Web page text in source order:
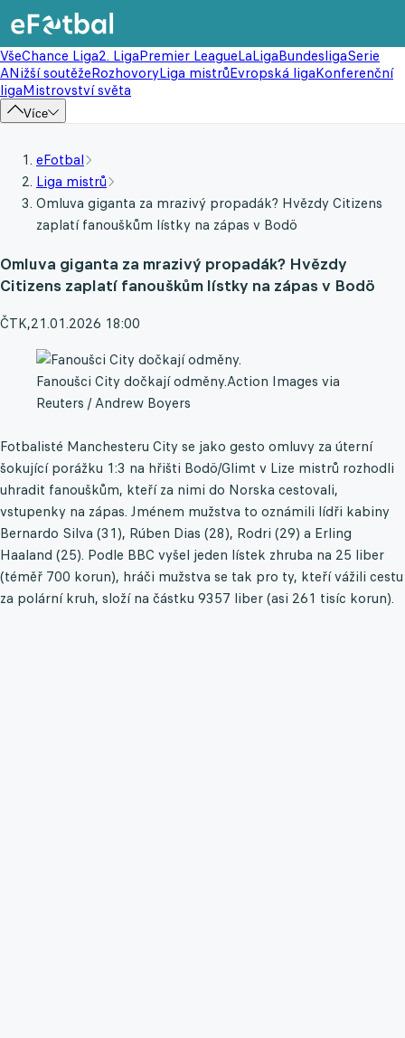
VšeChance Liga2. LigaPremier LeagueLaLigaBundesligaSerie
ANižší soutěžeRozhovoryLiga mistrůEvropská ligaKonferenční
ligaMistrovství světa
Více
eFotbal
Liga mistrů
Omluva giganta za mrazivý propadák? Hvězdy Citizens
zaplatí fanouškům lístky na zápas v Bodö
Omluva giganta za mrazivý propadák? Hvězdy
Citizens zaplatí fanouškům lístky na zápas v Bodö
ČTK,21.01.2026 18:00
Fanoušci City dočkají odměny.Action Images via
Reuters / Andrew Boyers
Fotbalisté Manchesteru City se jako gesto omluvy za úterní
šokující porážku 1:3 na hřišti Bodö/Glimt v Lize mistrů rozhodli
uhradit fanouškům, kteří za nimi do Norska cestovali,
vstupenky na zápas. Jménem mužstva to oznámili lídři kabiny
Bernardo Silva (31), Rúben Dias (28), Rodri (29) a Erling
Haaland (25). Podle BBC vyšel jeden lístek zhruba na 25 liber
(téměř 700 korun), hráči mužstva se tak pro ty, kteří vážili cestu
za polární kruh, složí na částku 9357 liber (asi 261 tisíc korun).